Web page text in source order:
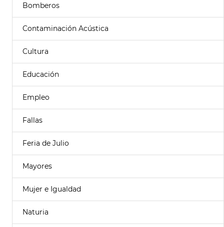
Bomberos
Contaminación Acústica
Cultura
Educación
Empleo
Fallas
Feria de Julio
Mayores
Mujer e Igualdad
Naturia